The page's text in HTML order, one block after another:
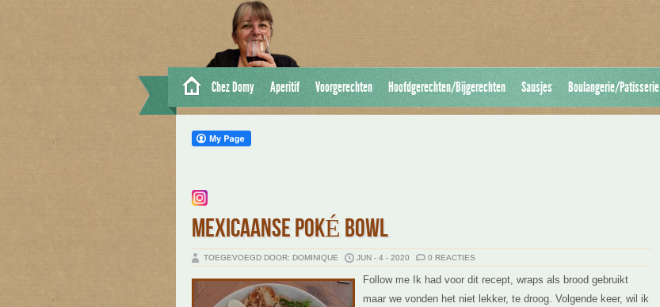
Chez Domy Aperitif Voorgerechten Hoofdgerechten/Bijgerechten Sausjes Boulangerie/Patisserie
MEXICAANSE POKÉ BOWL
TOEGEVOEGD DOOR: DOMINIQUE JUN - 4 - 2020 0 REACTIES
Follow me Ik had voor dit recept, wraps als brood gebruikt
maar we vonden het niet lekker, te droog. Volgende keer, wil ik